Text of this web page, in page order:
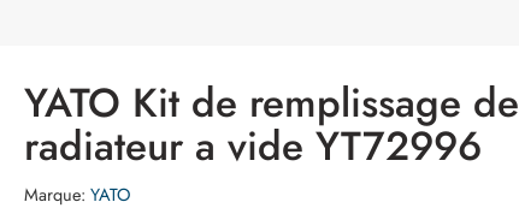
YATO Kit de remplissage de
radiateur a vide YT72996
Marque: YATO